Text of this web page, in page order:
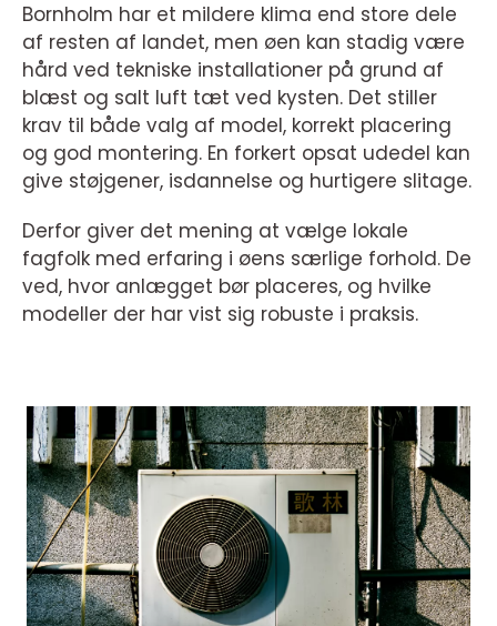
Bornholm har et mildere klima end store dele
af resten af landet, men øen kan stadig være
hård ved tekniske installationer på grund af
blæst og salt luft tæt ved kysten. Det stiller
krav til både valg af model, korrekt placering
og god montering. En forkert opsat udedel kan
give støjgener, isdannelse og hurtigere slitage.
Derfor giver det mening at vælge lokale
fagfolk med erfaring i øens særlige forhold. De
ved, hvor anlægget bør placeres, og hvilke
modeller der har vist sig robuste i praksis.